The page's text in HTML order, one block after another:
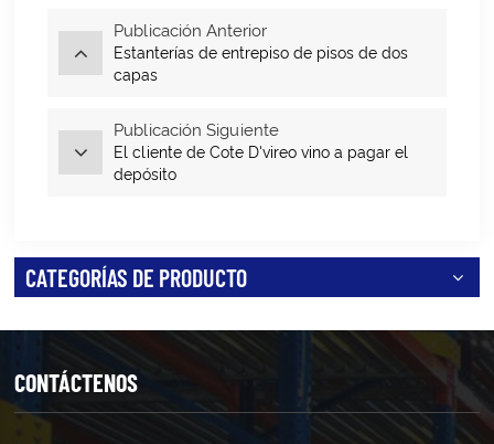
Publicación Anterior
Estanterías de entrepiso de pisos de dos
capas
Publicación Siguiente
El cliente de Cote D'vireo vino a pagar el
depósito
CATEGORÍAS DE PRODUCTO
CONTÁCTENOS